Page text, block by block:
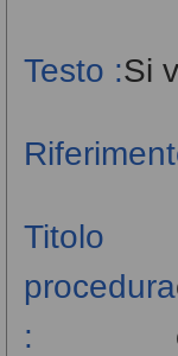
Testo :Si
Titolo
procedura
: